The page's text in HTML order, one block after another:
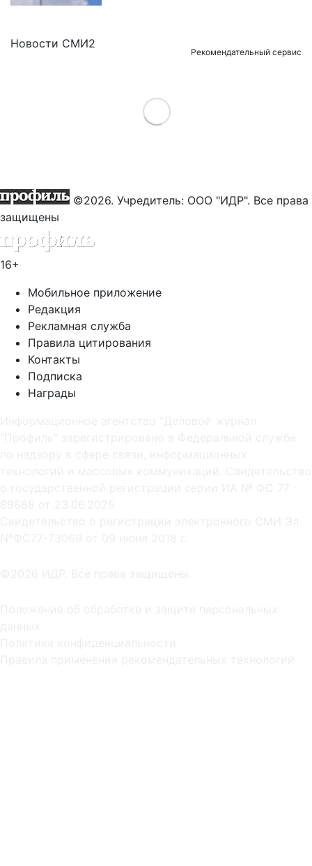
Новости СМИ2
Рекомендательный сервис
Load More
©2026. Учредитель: ООО "ИДР". Все права
защищены
16+
Мобильное приложение
Редакция
Рекламная служба
Правила цитирования
Контакты
Подписка
Награды